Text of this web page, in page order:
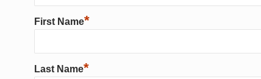
First Name*
Last Name*